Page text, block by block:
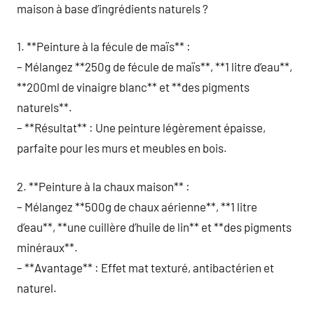
maison à base d’ingrédients naturels ?
1. **Peinture à la fécule de maïs** :
– Mélangez **250g de fécule de maïs**, **1 litre d’eau**,
**200ml de vinaigre blanc** et **des pigments
naturels**.
– **Résultat** : Une peinture légèrement épaisse,
parfaite pour les murs et meubles en bois.
2. **Peinture à la chaux maison** :
– Mélangez **500g de chaux aérienne**, **1 litre
d’eau**, **une cuillère d’huile de lin** et **des pigments
minéraux**.
– **Avantage** : Effet mat texturé, antibactérien et
naturel.